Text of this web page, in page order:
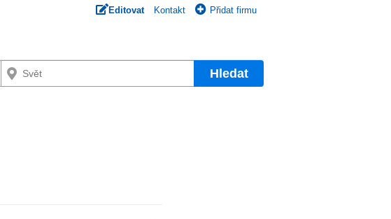
Editovat Kontakt Přidat firmu
Hledat